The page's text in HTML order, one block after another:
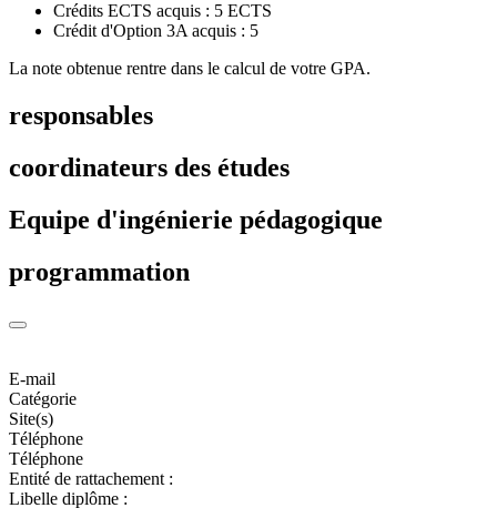
Crédits ECTS acquis : 5 ECTS
Crédit d'Option 3A acquis : 5
La note obtenue rentre dans le calcul de votre GPA.
responsables
coordinateurs des études
Equipe d'ingénierie pédagogique
programmation
E-mail
Catégorie
Site(s)
Téléphone
Téléphone
Entité de rattachement :
Libelle diplôme :